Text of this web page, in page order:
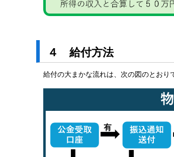
４ 給付方法
給付の大まかな流れは、次の図のとおり